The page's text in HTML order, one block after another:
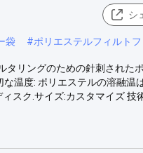
シ
袋 #ポリエステルフィルト
リングのための針刺された
温度: ポリエステルの溶融温
ク.サイズ:カスタマイズ 技